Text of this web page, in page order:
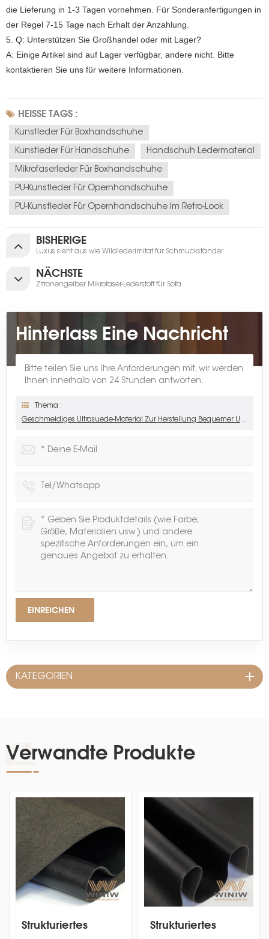
die Lieferung in 1-3 Tagen vornehmen. Für Sonderanfertigungen in
der Regel 7-15 Tage nach Erhalt der Anzahlung.
5. Q: Unterstützen Sie Großhandel oder mit Lager?
A: Einige Artikel sind auf Lager verfügbar, andere nicht. Bitte
kontaktieren Sie uns für weitere Informationen.
HEISSE TAGS :
Kunstleder Für Boxhandschuhe
Kunstleder Für Handschuhe Handschuh Ledermaterial
Mikrofaserleder Für Boxhandschuhe
PU-Kunstleder Für Opernhandschuhe
PU-Kunstleder Für Opernhandschuhe Im Retro-Look
BISHERIGE
Luxus sieht aus wie Wildlederimitat für Schmuckständer
NÄCHSTE
Zitronengelber Mikrofaser-Lederstoff für Sofa
Hinterlass Eine Nachricht
Bitte teilen Sie uns Ihre Anforderungen mit, wir werden
Ihnen innerhalb von 24 Stunden antworten.
Thema :
Geschmeidiges Ultrasuede-Material Zur Herstellung Bequemer Und Stilvoller Handschuhe
EINREICHEN
KATEGORIEN
Verwandte Produkte
Strukturiertes
Strukturiertes